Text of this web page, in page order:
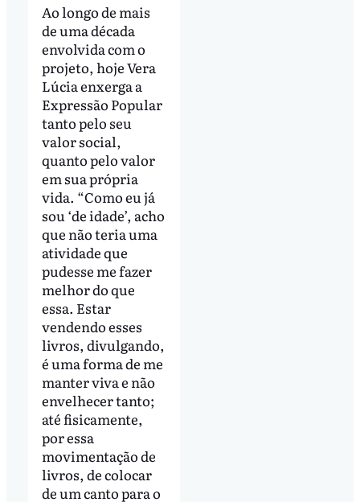
Ao longo de mais
de uma década
envolvida com o
projeto, hoje Vera
Lúcia enxerga a
Expressão Popular
tanto pelo seu
valor social,
quanto pelo valor
em sua própria
vida. “Como eu já
sou ‘de idade’, acho
que não teria uma
atividade que
pudesse me fazer
melhor do que
essa. Estar
vendendo esses
livros, divulgando,
é uma forma de me
manter viva e não
envelhecer tanto;
até fisicamente,
por essa
movimentação de
livros, de colocar
de um canto para o